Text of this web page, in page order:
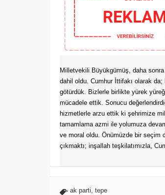
Milletvekili Büyükgümüş, daha
dahil oldu. Cumhur İttifakı olarak
götürdük. Bizlerle birlikte yürek
mücadele ettik. Sonucu
hizmetlerle arzu ettik ki şehrimize
tamamlama azmi ile yolumuza
ve moral oldu. Önümüzde bir seçim
çıkmaktı; inşallah teşkilatımızla,
ak parti, tepe